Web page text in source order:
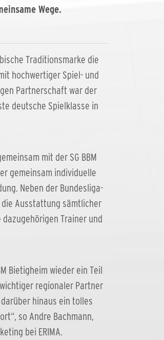
Wege.
Traditionsmarke die
hochwertiger Spiel- und
Partnerschaft war der
deutsche Spielklasse in
mit der SG BBM
gemeinsam individuelle
Neben der Bundesliga-
Ausstattung sämtlicher
dazugehörigen Trainer und
Bietigheim wieder ein Teil
regionaler Partner
hinaus ein tolles
so Andre Bachmann,
bei ERIMA.